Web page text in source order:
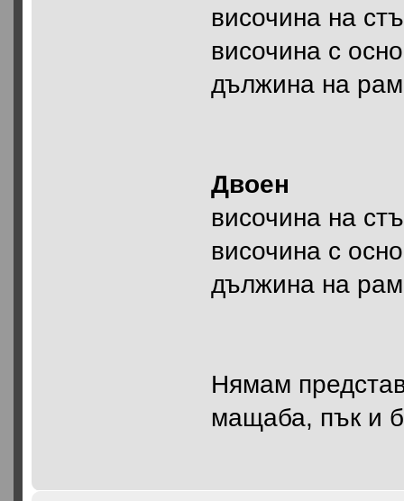
височина на
височина с
дължина на
Двоен
височина на
височина с
дължина на
Нямам
мащаба, пък и